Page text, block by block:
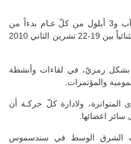
– عقد لقاء لشبيبة الحركات بين 30 آب و3 أيلول من كلّ عـام بدءاً من
العام 2011. وحدّد لقاء هذه السنة استثنائياً بين 19-22 تشرين الثاني 2010
رمزيّ، في لقاءات وأنشطة
والمؤتمرات.
ولادارة كلّ حركـة أن
اعضائها.
الشرق الوسط في سندسموس